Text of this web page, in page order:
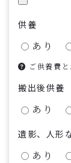
供養
あり
ご供養費
搬出後供養
あり
遺影、人形
あり